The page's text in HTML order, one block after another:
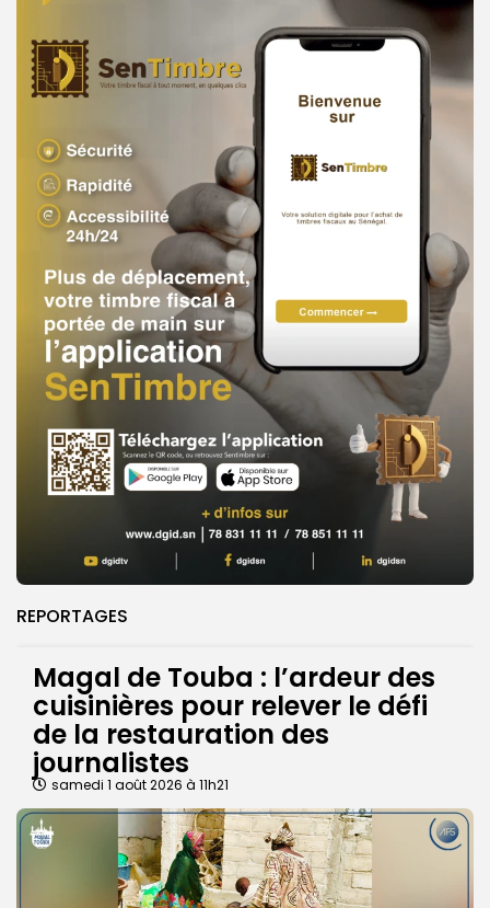
REPORTAGES
Magal de Touba : l’ardeur des
cuisinières pour relever le défi
de la restauration des
journalistes
samedi 1 août 2026 à 11h21